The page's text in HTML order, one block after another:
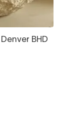
BHD